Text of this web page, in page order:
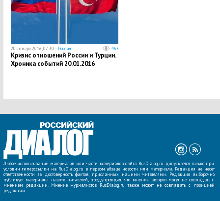
20 января 2016, 07:30 —Россия 465
Кризис отношений России и Турции.
Хроника событий 20.01.2016
Любое использование материалов или части материалов сайта RusDialog.ru допускается только при
условии гиперссылки на RusDialog.ru в первом абзаце новости или материала. Редакция не несет
ответственности за достоверность фактов, присланных нашими читателями. Редакция выборочно
публикует материалы наших читателей, предупреждая, что мнения авторов могут не совпадать с
мнением редакции. Мнение журналистов RusDialog.ru также может не совпадать с позицией
редакции.